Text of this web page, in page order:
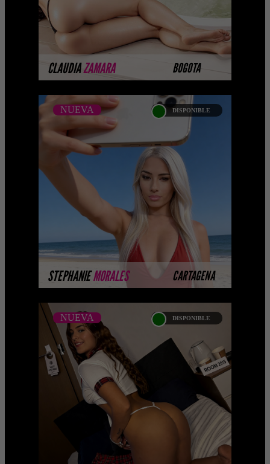
CLAUDIAZAMARA BOGOTA
MÁS INFORMACIÓN
STEPHANIEMORALES CARTAGENA
NUEVA DISPONIBLE
STEPHANIE MORALES -
CATALOGO PLATINO
NUEVA
Platinum Esta modelo pertenece a
nuestro Catálogo Privado Platinum.
Selección privada de modelos con un
nivel de belleza y perform ...
MÁS INFORMACIÓN
NUEVA DISPONIBLE
MARYLIN POSADA
NUEVA
... Próximamente.... Algunas de
nuestras modelos aún no tienen
imágenes disponibles en la web porque
están completando su se ...